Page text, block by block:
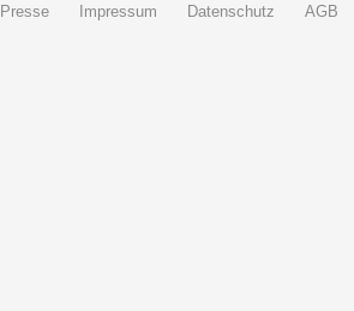
Presse Impressum Datenschutz AGB